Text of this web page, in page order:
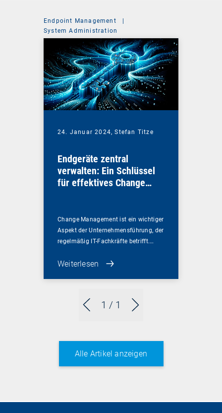
1 / 1
Endpoint Management
System Administration
24. Januar 2024,Stefan Titze
Endgeräte zentral
verwalten: Ein Schlüssel
für effektives Change
Change Management ist ein wichtiger
Aspekt der Unternehmensführung, der
regelmäßig IT-Fachkräfte betrifft.…
Weiterlesen
Alle Artikel anzeigen